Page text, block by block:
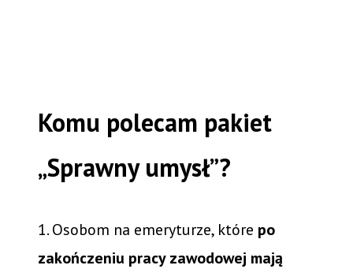
Komu polecam pakiet
„Sprawny umysł”?
1. Osobom na emeryturze, które po
zakończeniu pracy zawodowej mają